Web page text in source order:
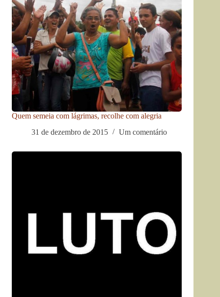
Quem semeia com lágrimas, recolhe com alegria
31 de dezembro de 2015
Um comentário